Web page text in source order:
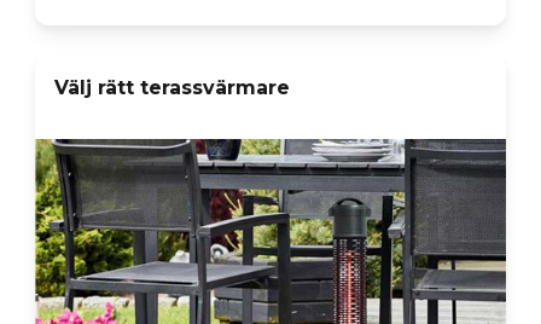
Välj rätt terassvärmare